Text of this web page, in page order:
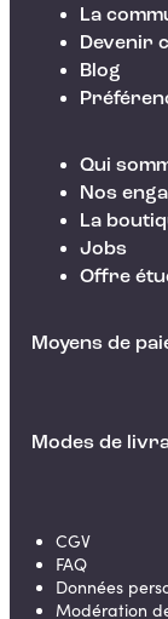
La
Devenir
Blog
Qui
Nos
La
Jobs
Offre
Moyens de
Modes de
CGV
FAQ
Données
Modération